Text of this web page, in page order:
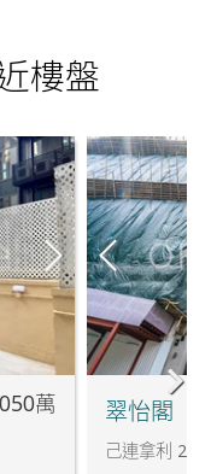
樓盤
萬 翠怡閣
己連拿利 2 號